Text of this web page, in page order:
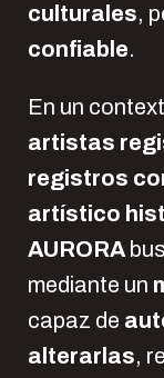
culturales,
confiable.
En un
artistas
registros
artístico
AURORA
mediante un
capaz de
alterarlas,